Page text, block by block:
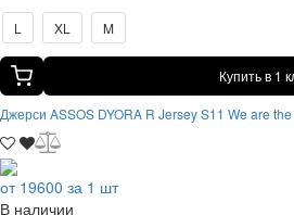
L XL M
Купить в 1
Джерси ASSOS DYORA R Jersey S11 We are
от 19600 за 1 шт
В наличии